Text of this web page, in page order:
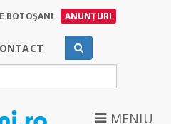
BOTOȘANI ANUNȚURI
MENIU